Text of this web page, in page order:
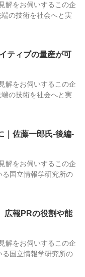
解をお伺いするこの企
の技術を社会へと実
ティブの量産が可
解をお伺いするこの企
の技術を社会へと実
｜佐藤一郎氏-後編-
解をお伺いするこの企
国立情報学研究所の
広報PRの役割や能
解をお伺いするこの企
国立情報学研究所の